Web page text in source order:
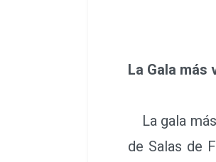
La Gala
La gala
de Salas de